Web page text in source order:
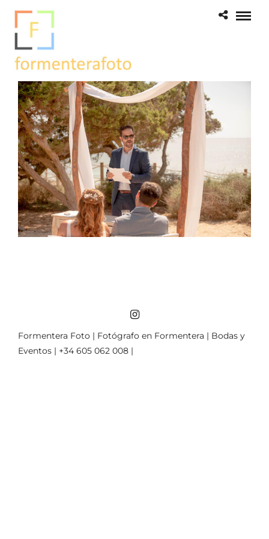
Formentera Foto | Fotógrafo en Formentera | Bodas y
Eventos | +34 605 062 008 |